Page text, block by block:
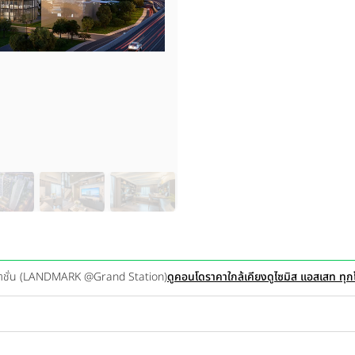
น (LANDMARK @Grand Station)ดูคอนโดราคาใกล้เคียงดูไซมิส แอสเสท ทุก